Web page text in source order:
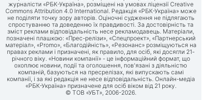
журналісти «РБК-Україна», розміщені на умовах ліцензії Creative
Commons Attribution 4.0 International. Редакція «РБК-Україна» може
не поділяти точку зору авторів. Оціночні судження не підлягають
спростуванню та доведенню їх правдивості. За достовірність та
зміст реклами відповідальність несе рекламодавець. Матеріали,
позначені плашкою: «Прес-релізи», «Спецпроект», «Партнерський
матеріал», «Promo», «Благодійність», «Резонанс» розміщуються на
правах реклами і призначені, як правило, для осіб, які досягли 21-
річного віку. «Новини компанії» - це інформаційний формат, що
охоплює новини, події та оголошення, пов'язані з діяльністю
компаній, базуються на пресрелізах, які випускають самі
компанії, і за які редакція не несе відповідальність. Онлайн-медіа
«РБК-Україна» призначене для осіб віком від 21 року.
© ТОВ «УБТ», 2006-2026.